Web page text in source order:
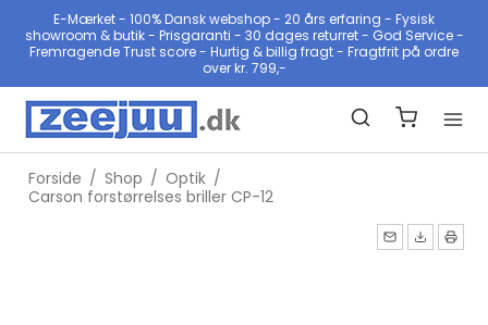
E-Mærket - 100% Dansk webshop - 20 års erfaring - Fysisk
showroom & butik - Prisgaranti - 30 dages returret - God Service -
Fremragende Trust score - Hurtig & billig fragt - Fragtfrit på ordre
over kr. 799,-
Forside / Shop / Optik /
Carson forstørrelses briller CP-12